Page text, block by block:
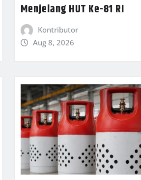
Menjelang HUT Ke-81 RI
Kontributor
Aug 8, 2026